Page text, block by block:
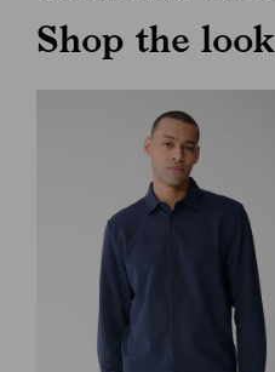
Shop the look